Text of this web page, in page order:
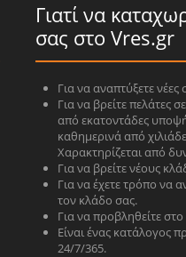
Γιατί να
σας στο Vres.gr
Για να αναπτύξετε νέες
Για να βρείτε πελάτες
από εκατοντάδες
καθημερινά από
Χαρακτηρίζεται από
Για να βρείτε νέους
Για να έχετε τρόπο να
τον κλάδο σας.
Για να προβληθείτε
Είναι ένας κατάλογος
24/7/365.